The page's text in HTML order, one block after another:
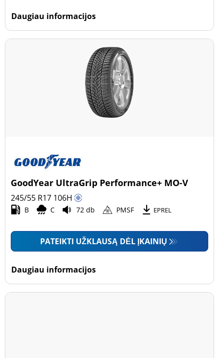
Daugiau informacijos
GoodYear UltraGrip Performance+ MO-V
245/55 R17 106H
B C 72 db PMSF EPREL
PATEIKTI UŽKLAUSĄ DĖL ĮKAINIŲ
Daugiau informacijos